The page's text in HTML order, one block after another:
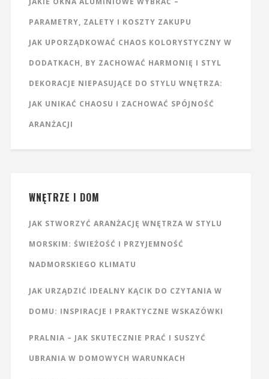
PARAMETRY, ZALETY I KOSZTY ZAKUPU
JAK UPORZĄDKOWAĆ CHAOS KOLORYSTYCZNY W
DODATKACH, BY ZACHOWAĆ HARMONIĘ I STYL
DEKORACJE NIEPASUJĄCE DO STYLU WNĘTRZA:
JAK UNIKAĆ CHAOSU I ZACHOWAĆ SPÓJNOŚĆ
ARANŻACJI
WNĘTRZE I DOM
JAK STWORZYĆ ARANŻACJĘ WNĘTRZA W STYLU
MORSKIM: ŚWIEŻOŚĆ I PRZYJEMNOŚĆ
NADMORSKIEGO KLIMATU
JAK URZĄDZIĆ IDEALNY KĄCIK DO CZYTANIA W
DOMU: INSPIRACJE I PRAKTYCZNE WSKAZÓWKI
PRALNIA – JAK SKUTECZNIE PRAĆ I SUSZYĆ
UBRANIA W DOMOWYCH WARUNKACH